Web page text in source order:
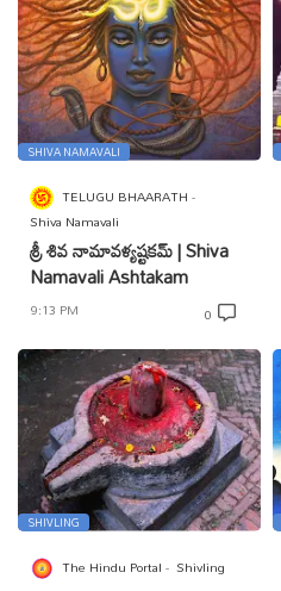
SHIVA NAMAVALI
TELUGU BHAARATH
Shiva Namavali
శ్రీ శివ నామావళ్యష్టకమ్ | Shiva
Namavali Ashtakam
9:13 PM 0
SHIVLING
The Hindu Portal Shivling